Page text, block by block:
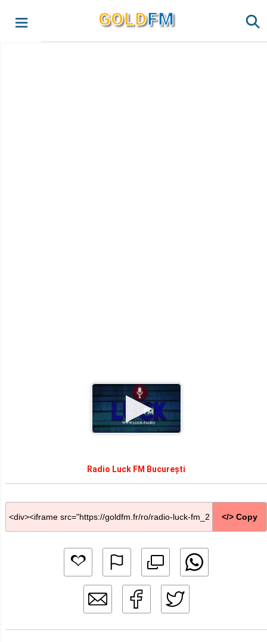
GOLDFM
Radio Luck FM București
</> Copy